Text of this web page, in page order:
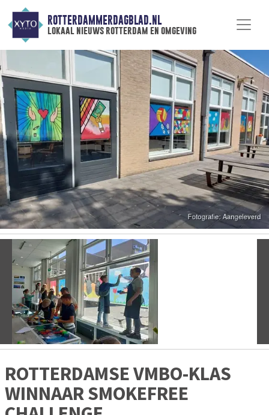
ROTTERDAMMERDAGBLAD.NL
lokaal nieuws rotterdam en omgeving
Vorige
ROTTERDAMSE VMBO-KLAS
WINNAAR SMOKEFREE